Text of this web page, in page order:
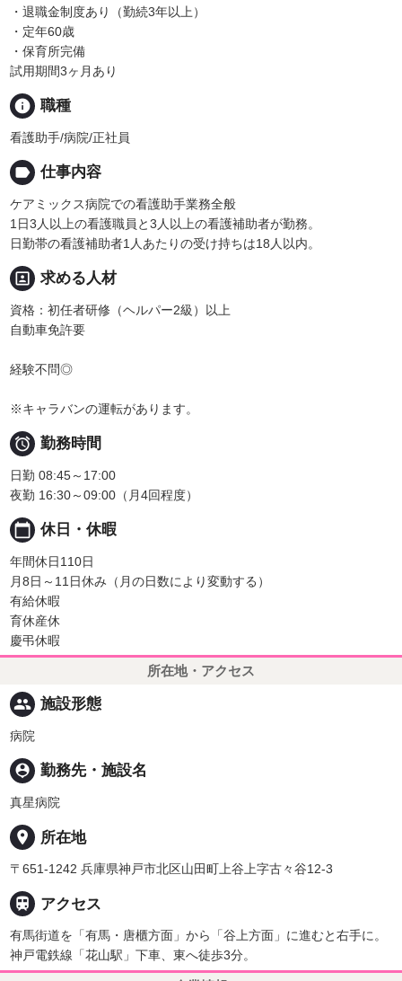
・退職金制度あり（勤続3年以上）
・定年60歳
・保育所完備
試用期間3ヶ月あり
info 職種
看護助手/病院/正社員
label 仕事内容
ケアミックス病院での看護助手業務全般
1日3人以上の看護職員と3人以上の看護補助者が勤務。
日勤帯の看護補助者1人あたりの受け持ちは18人以内。
portrait 求める人材
資格：初任者研修（ヘルパー2級）以上
自動車免許要
経験不問◎
※キャラバンの運転があります。
 勤務時間
日勤 08:45～17:00
夜勤 16:30～09:00（月4回程度）
calendar_today 休日・休暇
年間休日110日
月8日～11日休み（月の日数により変動する）
有給休暇
育休産休
慶弔休暇
所在地・アクセス
people 施設形態
病院
person_pin 勤務先・施設名
真星病院
place 所在地
〒651-1242 兵庫県神戸市北区山田町上谷上字古々谷12-3
 アクセス
有馬街道を「有馬・唐櫃方面」から「谷上方面」に進むと右手に。
神戸電鉄線「花山駅」下車、東へ徒歩3分。